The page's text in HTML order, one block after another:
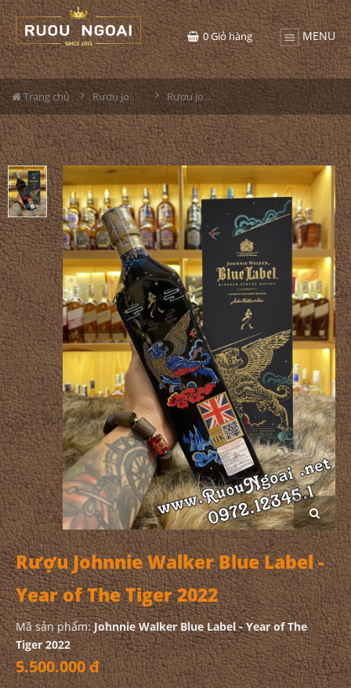
MENU
0Giỏ hàng
Trang chủ Rượu Johnnie walker Rượu Johnnie Walker Blue Label - Year of The Tiger 2022
Rượu Johnnie Walker Blue Label -
Year of The Tiger 2022
Mã sản phẩm:Johnnie Walker Blue Label - Year of The
Tiger 2022
5.500.000 đ